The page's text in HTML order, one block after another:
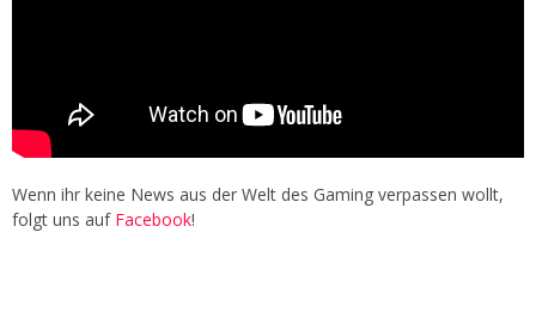
Wenn ihr keine News aus der Welt des Gaming verpassen wollt,
folgt uns auf Facebook!